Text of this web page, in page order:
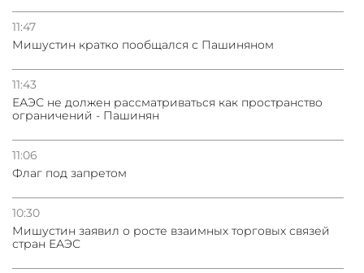
11:47
Мишустин кратко пообщался с Пашиняном
11:43
ЕАЭС не должен рассматриваться как пространство
ограничений - Пашинян
11:06
Флаг под запретом
10:30
Мишустин заявил о росте взаимных торговых связей
стран ЕАЭС
Грузия развивается несмотря на внешние шоки и
вызовы – минэкономики Грузии